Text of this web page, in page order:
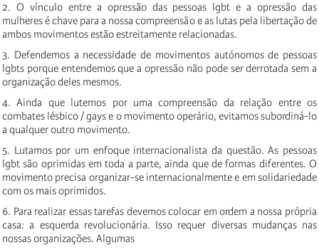
2. O vínculo entre a opressão das pessoas lgbt e a opressão das
mulheres é chave para a nossa compreensão e as lutas pela libertação de
ambos movimentos estão estreitamente relacionadas.
3. Defendemos a necessidade de movimentos autónomos de pessoas
lgbts porque entendemos que a opressão não pode ser derrotada sem a
organização deles mesmos.
4. Ainda que lutemos por uma compreensão da relação entre os
combates lésbico / gays e o movimento operário, evitamos subordiná-lo
a qualquer outro movimento.
5. Lutamos por um enfoque internacionalista da questão. As pessoas
lgbt são oprimidas em toda a parte, ainda que de formas diferentes. O
movimento precisa organizar-se internacionalmente e em solidariedade
com os mais oprimidos.
6. Para realizar essas tarefas devemos colocar em ordem a nossa própria
casa: a esquerda revolucionária. Isso requer diversas mudanças nas
nossas organizações. Algumas